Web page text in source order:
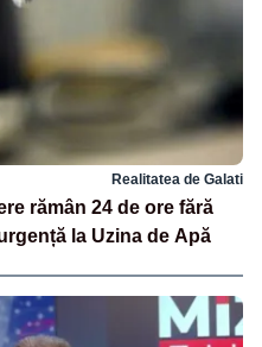
Realitatea de Galati
rămân 24 de ore fără
la Uzina de Apă